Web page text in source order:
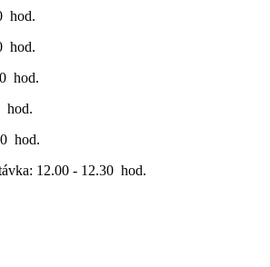
hod.
hod.
hod.
hod.
hod.
12.00 - 12.30 hod.